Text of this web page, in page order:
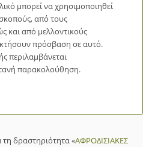
μπορεί να χρησιμοποιηθεί
από τους
και από μελλοντικούς
πρόσβαση σε αυτό.
περιλαμβάνεται
παρακολούθηση.
τη δραστηριότητα «ΑΦΡΟΔΙΣΙΑΚΕΣ